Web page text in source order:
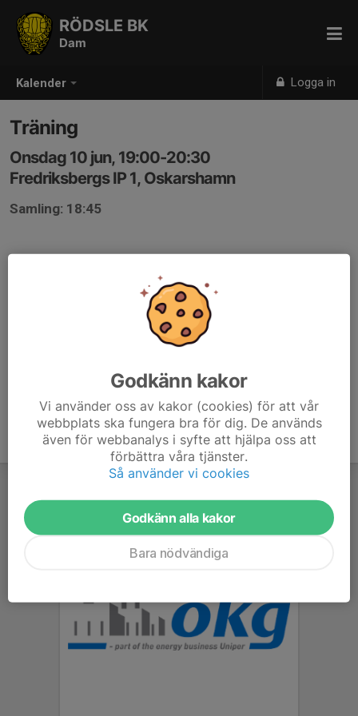
Kalender Logga in
RÖDSLE BK
Dam
Träning
Onsdag 10 jun, 19:00-20:30
Fredriksbergs IP 1, Oskarshamn
Samling: 18:45
Godkänn kakor
Vi använder oss av kakor (cookies) för att vår
webbplats ska fungera bra för dig. De används
även för webbanalys i syfte att hjälpa oss att
förbättra våra tjänster.
Så använder vi cookies
Godkänn alla kakor
Bara nödvändiga